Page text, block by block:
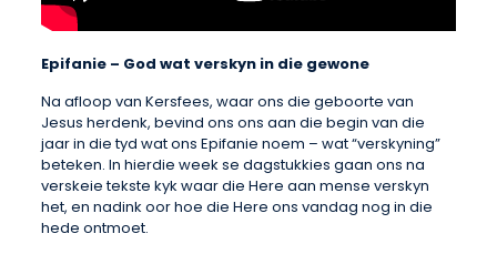
Epifanie – God wat verskyn in die gewone
Na afloop van Kersfees, waar ons die geboorte van
Jesus herdenk, bevind ons ons aan die begin van die
jaar in die tyd wat ons Epifanie noem – wat “verskyning”
beteken. In hierdie week se dagstukkies gaan ons na
verskeie tekste kyk waar die Here aan mense verskyn
het, en nadink oor hoe die Here ons vandag nog in die
hede ontmoet.